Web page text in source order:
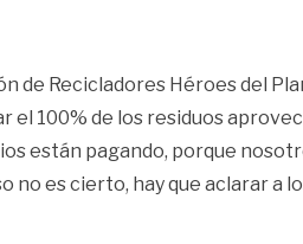
Recicladores Héroes del
100% de los residuos
están pagando, porque
es cierto, hay que aclarar a